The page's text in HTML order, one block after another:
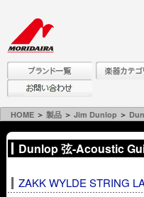
HOME ＞ 製品 ＞ Jim Dunlop ＞
Dunlop 弦-Acoustic
ZAKK WYLDE STRING